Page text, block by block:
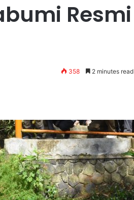
Resmi
358 2 minutes read